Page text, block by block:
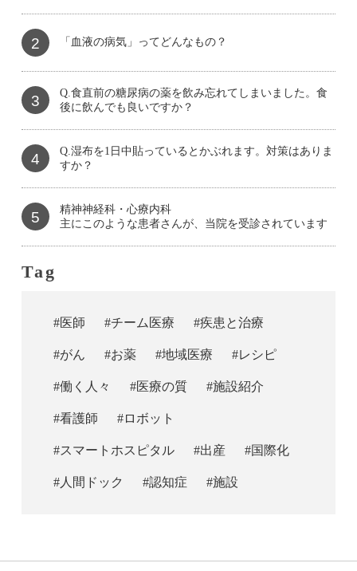
2 「血液の病気」ってどんなもの？
3
Q.食直前の糖尿病の薬を飲み忘れてしまいました。食
後に飲んでも良いですか？
4
Q.湿布を1日中貼っているとかぶれます。対策はありま
すか？
5
精神神経科・心療内科
主にこのような患者さんが、当院を受診されています
Tag
#医師 #チーム医療 #疾患と治療
#がん #お薬 #地域医療 #レシピ
#働く人々 #医療の質 #施設紹介
#看護師 #ロボット
#スマートホスピタル #出産 #国際化
#人間ドック #認知症 #施設